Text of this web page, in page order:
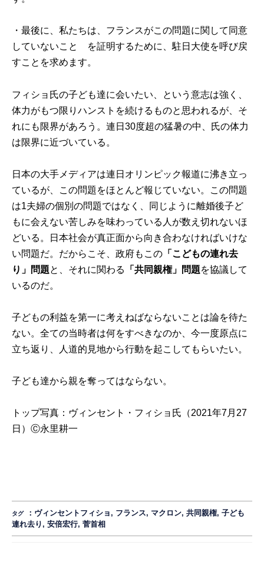
・最後に、私たちは、フランスがこの問題に関して同意
していないこと を証明するために、駐日大使を呼び戻
すことを求めます。
フィショ氏の子ども達に会いたい、という意志は強く、
体力がもつ限りハンストを続けるものと思われるが、そ
れにも限界があろう。連日30度超の猛暑の中、氏の体力
は限界に近づいている。
日本の大手メディアは連日オリンピック報道に沸き立っ
ているが、この問題をほとんど報じていない。この問題
は1夫婦の個別の問題ではなく、同じように離婚後子ど
もに会えない苦しみを味わっている人が数え切れないほ
どいる。日本社会が真正面から向き合わなければいけな
い問題だ。だからこそ、政府もこの 「こどもの連れ去
り」問題と、それに関わる 「共同親権」問題を協議して
いるのだ。
子どもの利益を第一に考えねばならないことは論を待た
ない。全ての当時者は何をすべきなのか、今一度原点に
立ち返り、人道的見地から行動を起こしてもらいたい。
子ども達から親を奪ってはならない。
トップ写真：ヴィンセント・フィショ氏（2021年7月27
日）Ⓒ永里耕一
タグ ： ヴィンセントフィショ , フランス, マクロン,共同親権,子ども
連れ去り ,安倍宏行,菅首相